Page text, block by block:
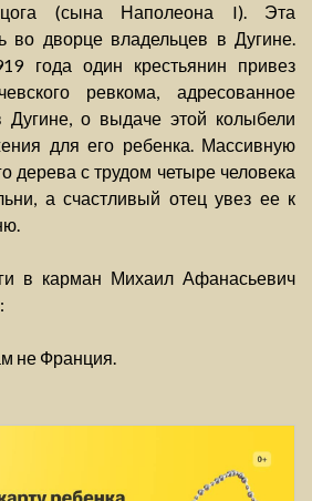
(сына Наполеона I). Эта
во дворце владельцев в Дугине.
года один крестьянин привез
ревкома, адресованное
Дугине, о выдаче этой колыбели
для его ребенка. Массивную
дерева с трудом четыре человека
а счастливый отец увез ее к
в карман Михаил Афанасьевич
не Франция.